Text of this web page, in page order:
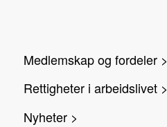
Medlemskap og fordeler >
Rettigheter i arbeidslivet >
Nyheter >